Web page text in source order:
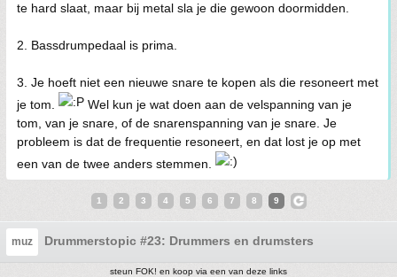
te hard slaat, maar bij metal sla je die gewoon doormidden.
2. Bassdrumpedaal is prima.
3. Je hoeft niet een nieuwe snare te kopen als die resoneert met
je tom.
Wel kun je wat doen aan de velspanning van je
tom, van je snare, of de snarenspanning van je snare. Je
probleem is dat de frequentie resoneert, en dat lost je op met
een van de twee anders stemmen.
1 2 3 4 5 6 7 8 9
muz Drummerstopic #23: Drummers en drumsters
steun FOK! en koop via een van deze links